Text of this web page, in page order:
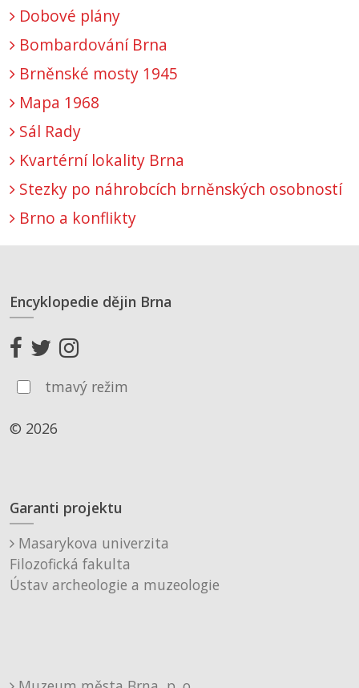
Dobové plány
Bombardování Brna
Brněnské mosty 1945
Mapa 1968
Sál Rady
Kvartérní lokality Brna
Stezky po náhrobcích brněnských osobností
Brno a konflikty
Encyklopedie dějin Brna
tmavý režim
© 2026
Garanti projektu
Masarykova univerzita
Filozofická fakulta
Ústav archeologie a muzeologie